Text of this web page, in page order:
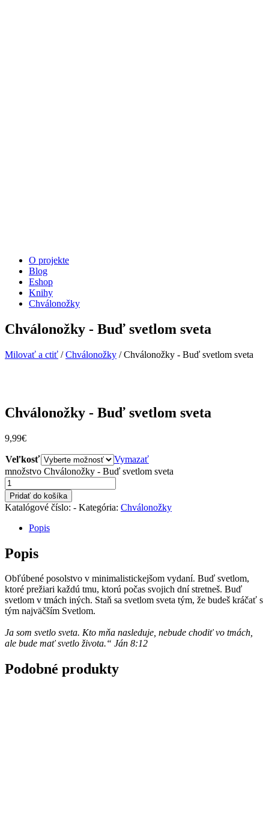
O projekte
Blog
Eshop
Knihy
Chválonožky
Chválonožky - Buď svetlom sveta
Milovať a ctiť /Chválonožky /Chválonožky - Buď svetlom sveta
Chválonožky - Buď svetlom sveta
9,99€
Veľkosť
Vymazať
množstvo Chválonožky - Buď svetlom sveta
Pridať do košíka
Katalógové číslo: - Kategória: Chválonožky
Popis
Popis
Obľúbené posolstvo v minimalistickejšom vydaní. Buď svetlom,
ktoré prežiari každú tmu, ktorú počas svojich dní stretneš. Buď
svetlom v tmách iných. Staň sa svetlom sveta tým, že budeš kráčať s
tým najväčším Svetlom.
Ja som svetlo sveta. Kto mňa nasleduje, nebude chodiť vo tmách,
ale bude mať svetlo života.“ Ján 8:12
Podobné produkty